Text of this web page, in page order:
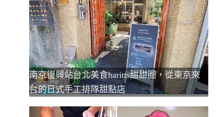
南京復興站台北美食haritts甜甜圈，從東京來
台的日式手工排隊甜點店